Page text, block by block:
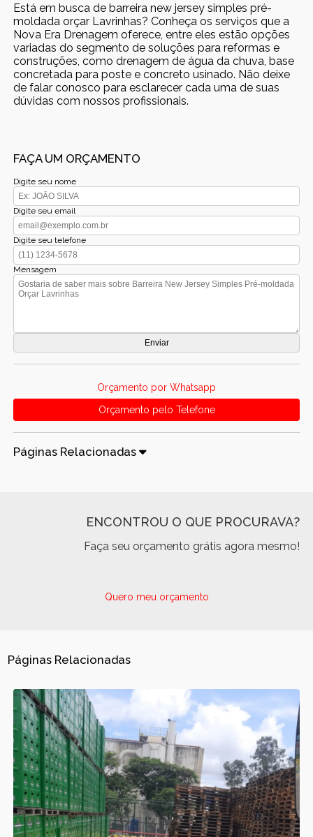
Está em busca de barreira new jersey simples pré-
moldada orçar Lavrinhas? Conheça os serviços que a
Nova Era Drenagem oferece, entre eles estão opções
variadas do segmento de soluções para reformas e
construções, como drenagem de água da chuva, base
concretada para poste e concreto usinado. Não deixe
de falar conosco para esclarecer cada uma de suas
dúvidas com nossos profissionais.
FAÇA UM ORÇAMENTO
Digite seu nome
Digite seu email
Digite seu telefone
Mensagem
Orçamento por Whatsapp
Orçamento pelo Telefone
Páginas Relacionadas
ENCONTROU O QUE PROCURAVA?
Faça seu orçamento grátis agora mesmo!
Quero meu orçamento
Páginas Relacionadas